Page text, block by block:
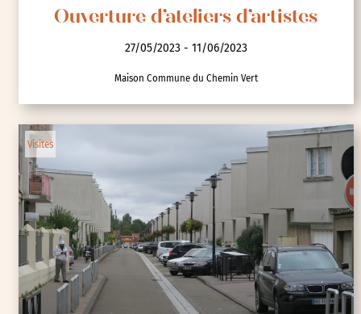
Ouverture d’ateliers d’artistes
27/05/2023 - 11/06/2023
Maison Commune du Chemin Vert
Visites